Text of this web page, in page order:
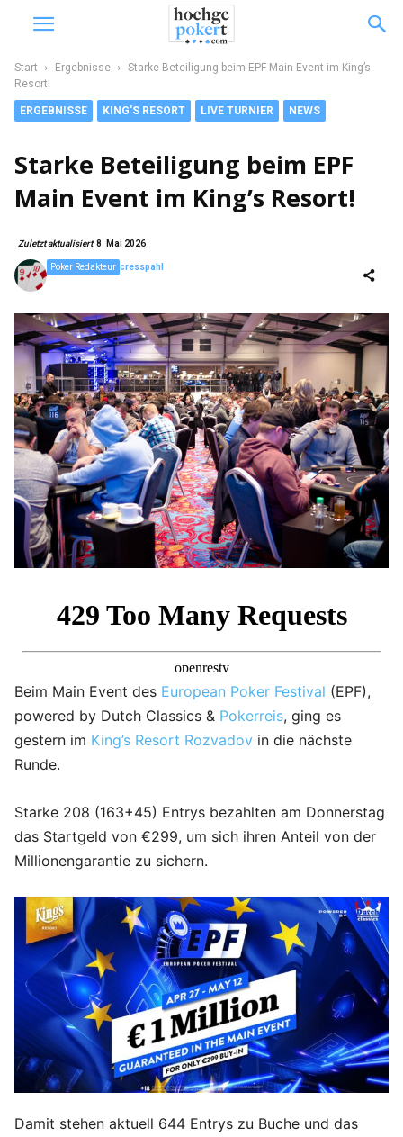
Start Ergebnisse
Starke Beteiligung beim EPF Main Event im King’s
Resort!
ERGEBNISSE KING'S RESORT LIVE TURNIER NEWS
Starke Beteiligung beim EPF
Main Event im King’s Resort!
Zuletzt aktualisiert8. Mai 2026
cresspahl
Poker Redakteur
Beim Main Event des European Poker Festival (EPF),
powered by Dutch Classics & Pokerreis, ging es
gestern im King’s Resort Rozvadov in die nächste
Runde.
Starke 208 (163+45) Entrys bezahlten am Donnerstag
das Startgeld von €299, um sich ihren Anteil von der
Millionengarantie zu sichern.
Damit stehen aktuell 644 Entrys zu Buche und das